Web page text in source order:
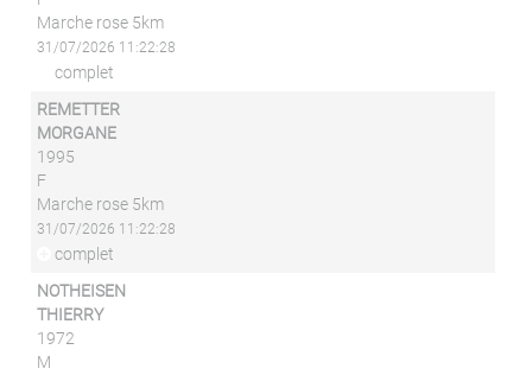
Marche rose 5km
31/07/2026 11:22:28
complet
REMETTER
MORGANE
1995
F
Marche rose 5km
31/07/2026 11:22:28
complet
NOTHEISEN
THIERRY
1972
M